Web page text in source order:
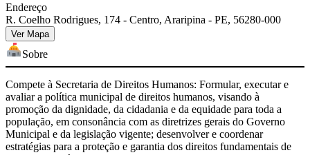
Endereço
R. Coelho Rodrigues, 174 - Centro, Araripina - PE, 56280-000
Ver Mapa
Sobre
Compete à Secretaria de Direitos Humanos: Formular, executar e
avaliar a política municipal de direitos humanos, visando à
promoção da dignidade, da cidadania e da equidade para toda a
população, em consonância com as diretrizes gerais do Governo
Municipal e da legislação vigente; desenvolver e coordenar
estratégias para a proteção e garantia dos direitos fundamentais de